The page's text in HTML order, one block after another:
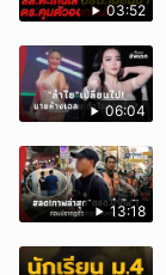
03:52
06:04
13:18